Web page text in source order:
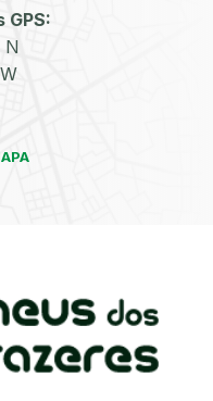
GPS:
N
Diagnóstico